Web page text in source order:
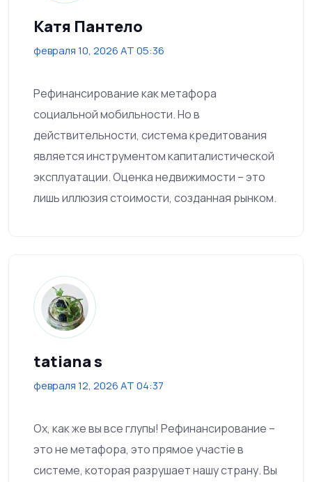
Катя Пантело
февраля 10, 2026 AT 05:36
Рефинансирование как метафора
социальной мобильности. Но в
действительности, система кредитования
является инструментом капиталистической
эксплуатации. Оценка недвижимости – это
лишь иллюзия стоимости, созданная рынком.
tatiana s
февраля 12, 2026 AT 04:37
Ох, как же вы все глупы! Рефинансирование –
это не метафора, это прямое участіе в
системе, которая разрушает нашу страну. Вы